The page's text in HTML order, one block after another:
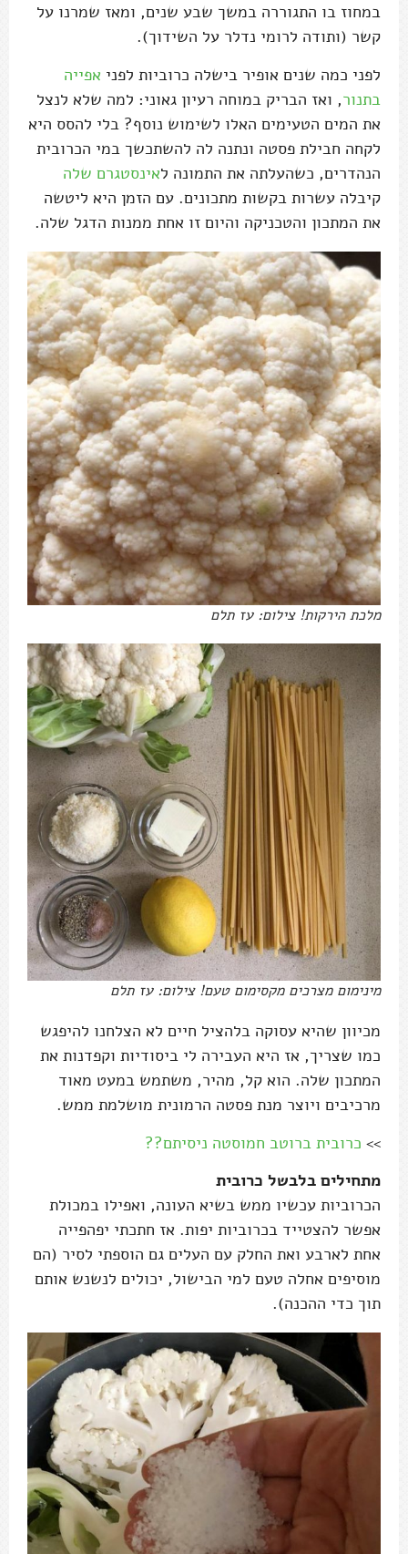
במחוז בו התגוררה במשך שבע שנים, ומאז שמרנו על
קשר (ותודה לרומי נדלר על השידוך).
לפני כמה שנים אופיר בישלה כרוביות לפני אפייה
בתנור, ואז הבריק במוחה רעיון גאוני: למה שלא לנצל
את המים הטעימים האלו לשימוש נוסף? בלי להסס היא
לקחה חבילת פסטה ונתנה לה להשתכשך במי הכרובית
הנהדרים, כשהעלתה את התמונה לאינסטגרם שלה
קיבלה עשרות בקשות מתכונים. עם הזמן היא ליטשה
את המתכון והטכניקה והיום זו אחת ממנות הדגל שלה.
מלכת הירקות! צילום: עז תלם
מינימום מצרכים מקסימום טעם! צילום: עז תלם
מכיוון שהיא עסוקה בלהציל חיים לא הצלחנו להיפגש
כמו שצריך, אז היא העבירה לי ביסודיות וקפדנות את
המתכון שלה. הוא קל, מהיר, משתמש במעט מאוד
מרכיבים ויוצר מנת פסטה הרמונית מושלמת ממש.
>> כרובית ברוטב חמוסטה ניסיתם??
מתחילים בלבשל כרובית
הכרוביות עכשיו ממש בשיא העונה, ואפילו במכולת
אפשר להצטייד בכרוביות יפות. אז חתכתי יפהפייה
אחת לארבע ואת החלק עם העלים גם הוספתי לסיר (הם
מוסיפים אחלה טעם למי הבישול, יכולים לנשנש אותם
תוך כדי ההכנה).